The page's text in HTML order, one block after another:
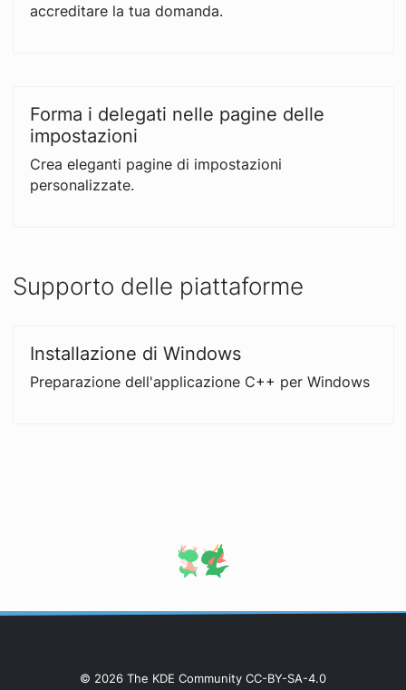
accreditare la tua domanda.
Forma i delegati nelle pagine delle
impostazioni
Crea eleganti pagine di impostazioni
personalizzate.
Supporto delle piattaforme
Installazione di Windows
Preparazione dell'applicazione C++ per Windows
© 2026 The KDE Community CC-BY-SA-4.0